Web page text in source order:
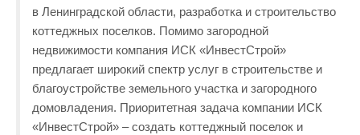
в Ленинградской области, разработка и строительство
коттеджных поселков. Помимо загородной
недвижимости компания ИСК «ИнвестСтрой»
предлагает широкий спектр услуг в строительстве и
благоустройстве земельного участка и загородного
домовладения. Приоритетная задача компании ИСК
«ИнвестСтрой» – создать коттеджный поселок и